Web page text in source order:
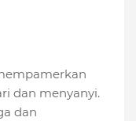
dan menyanyi.
dan